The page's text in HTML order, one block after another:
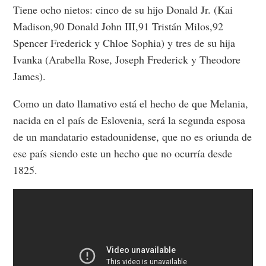
Tiene ocho nietos: cinco de su hijo Donald Jr. (Kai
Madison,90 Donald John III,91 Tristán Milos,92
Spencer Frederick y Chloe Sophia) y tres de su hija
Ivanka (Arabella Rose, Joseph Frederick y Theodore
James).
Como un dato llamativo está el hecho de que Melania,
nacida en el país de Eslovenia, será la segunda esposa
de un mandatario estadounidense, que no es oriunda de
ese país siendo este un hecho que no ocurría desde
1825.